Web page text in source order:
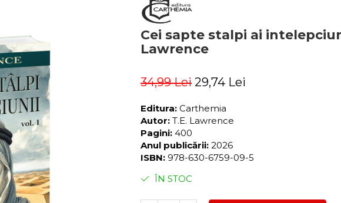
Cei sapte stalpi ai
Lawrence
34,99 Lei 29,74 Lei
Editura: Carthemia
Autor: T.E. Lawrence
Pagini: 400
Anul publicării: 2026
ISBN: 978-630-6759-09-5
ÎN STOC